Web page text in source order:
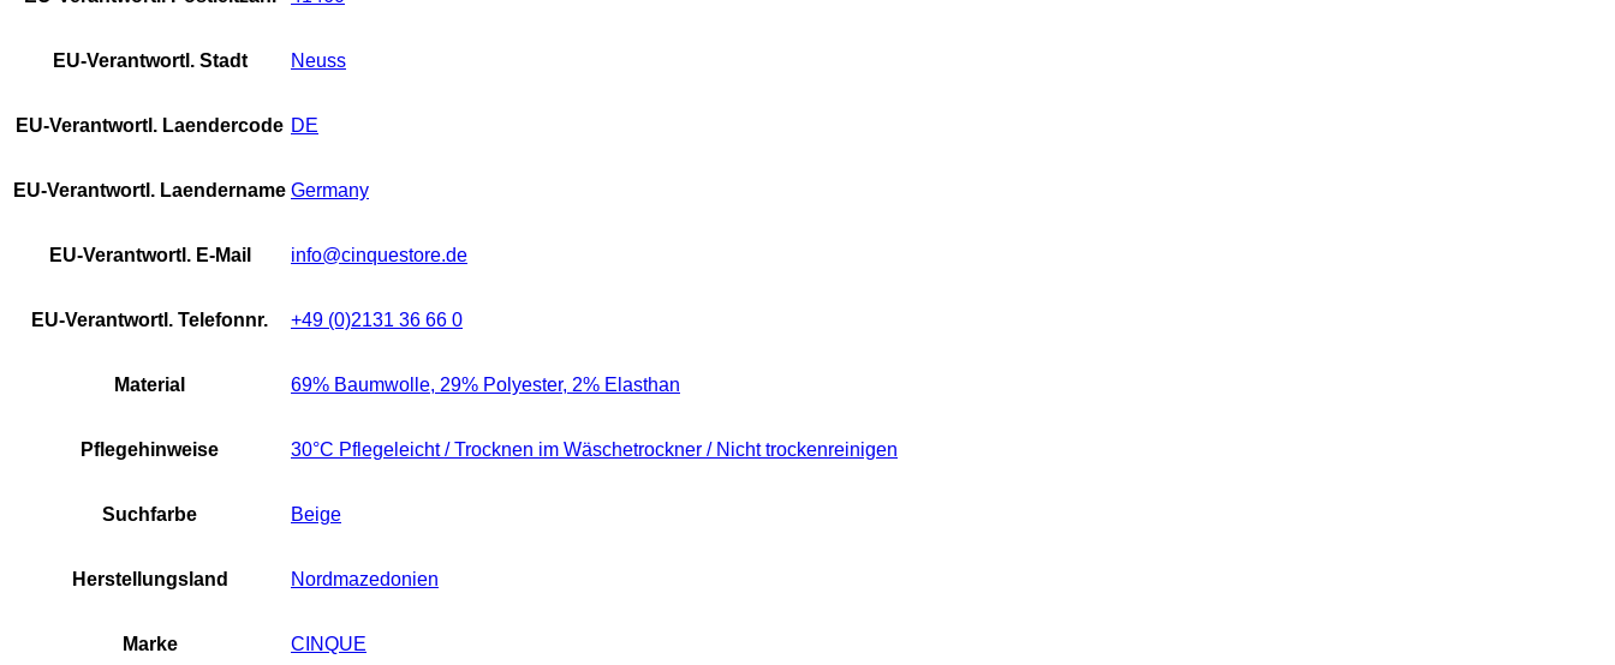
EU-Verantwortl. Stadt Neuss
EU-Verantwortl. Laendercode DE
EU-Verantwortl. Laendername Germany
EU-Verantwortl. E-Mail info@cinquestore.de
EU-Verantwortl. Telefonnr. +49 (0)2131 36 66 0
Material 69% Baumwolle, 29% Polyester, 2% Elasthan
Pflegehinweise 30°C Pflegeleicht / Trocknen im Wäschetrockner / Nicht trockenreinigen
Suchfarbe Beige
Herstellungsland Nordmazedonien
Marke CINQUE